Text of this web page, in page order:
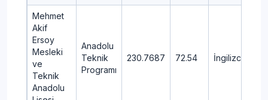
Mehmet
Akif
Ersoy
Mesleki
ve
Teknik
Anadolu
Anadolu
Teknik
Programı
230.7687 72.54 İngilizce